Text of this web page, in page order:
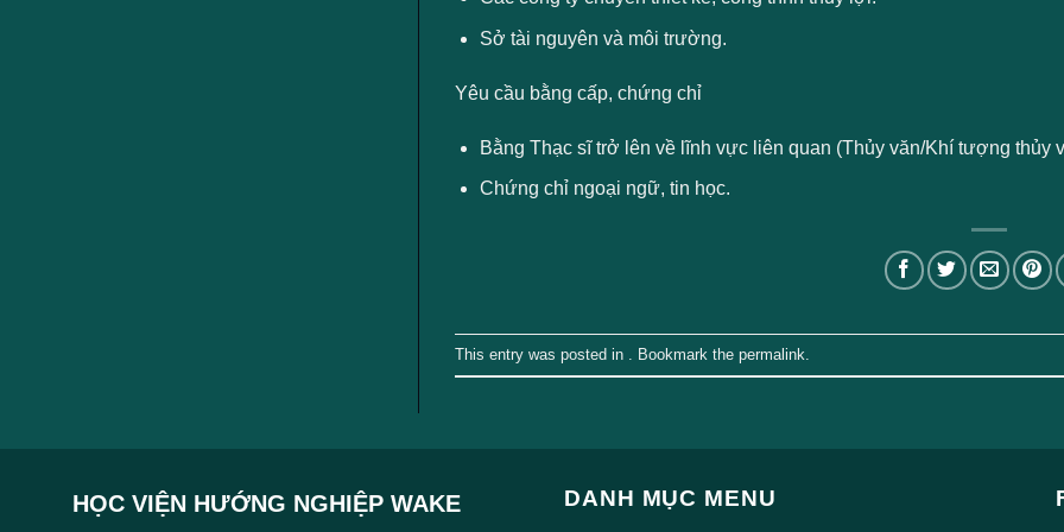
Sở tài nguyên và môi trường.
Yêu cầu bằng cấp, chứng chỉ
Bằng Thạc sĩ trở lên về lĩnh vực liên quan (Thủy văn/Khí tượng thủy
Chứng chỉ ngoại ngữ, tin học.
This entry was posted in . Bookmark the permalink
HỌC VIỆN HƯỚNG NGHIỆP WAKE
DANH MỤC MENU